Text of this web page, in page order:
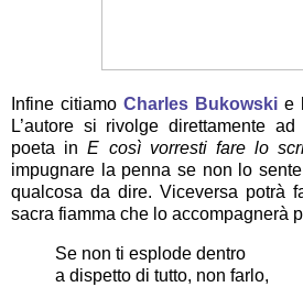
Infine citiamo Charles Bukowski e
L’autore si rivolge direttamente
poeta inE così vorresti fare lo
impugnare la penna se non lo
qualcosa da dire. Viceversa potrà
sacra fiamma che lo accompagnerà
Se non ti esplode dentro
a dispetto di tutto, non farlo,